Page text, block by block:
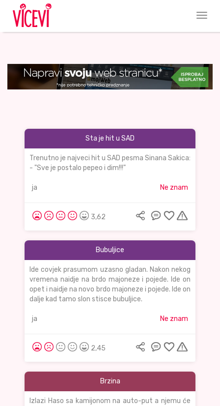
Sta je hit u SAD
Trenutno je najveci hit u SAD pesma Sinana Sakica:
- "Sve je postalo pepeo i dim!!!"
ja Ne znam
3,62
Bubuljice
Ide covjek prasumom uzasno gladan. Nakon nekog
vremena naidje na brdo majoneze i pojede. Ide on
opet i naidje na novo brdo majoneze i pojede. Ide on
dalje kad tamo slon stisce bubuljice.
ja Ne znam
2,45
Brzina
Izlazi Haso sa kamijonom na auto-put a njemu će